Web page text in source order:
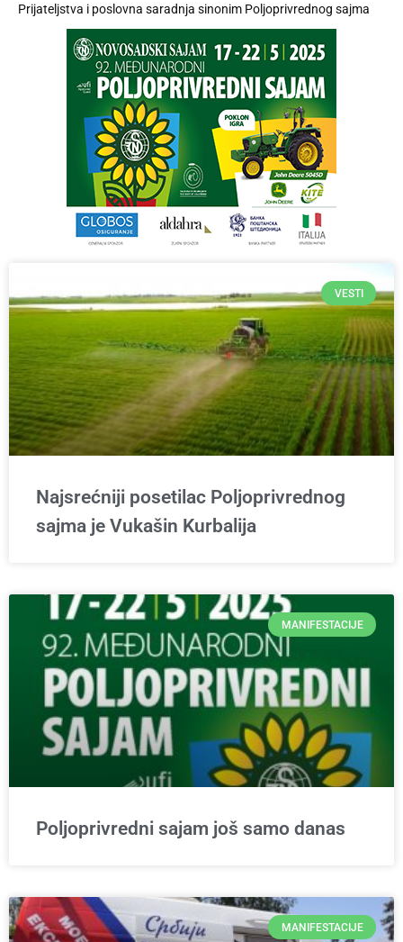
Prijateljstva i poslovna saradnja sinonim Poljoprivrednog sajma
VESTI
Najsrećniji posetilac Poljoprivrednog
sajma je Vukašin Kurbalija
MANIFESTACIJE
Poljoprivredni sajam još samo danas
MANIFESTACIJE